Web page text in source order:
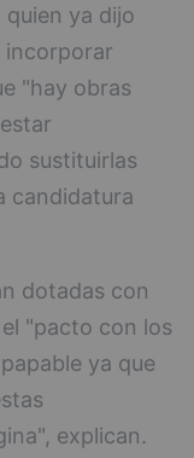
quien ya dijo
incorporar
"hay obras
sustituirlas
candidatura
dotadas con
"pacto con los
ya que
explican.